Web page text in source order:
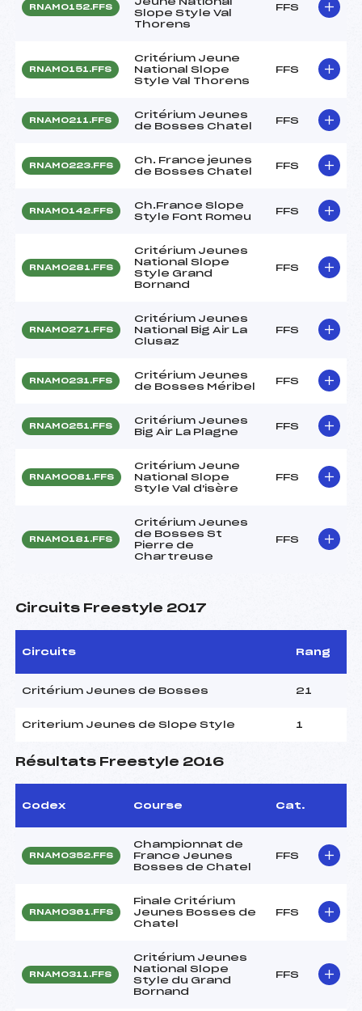
RNAM0152.FFS
Slope Style Val
Thorens
FFS
RNAM0151.FFS
Critérium Jeune
National Slope
Style Val Thorens
FFS
RNAM0211.FFS
Critérium Jeunes
de Bosses Chatel
FFS
RNAM0223.FFS
Ch. France jeunes
de Bosses Chatel
FFS
RNAM0142.FFS
Ch.France Slope
Style Font Romeu
FFS
RNAM0281.FFS
Critérium Jeunes
National Slope
Style Grand
Bornand
FFS
RNAM0271.FFS
Critérium Jeunes
National Big Air La
Clusaz
FFS
RNAM0231.FFS
Critérium Jeunes
de Bosses Méribel
FFS
RNAM0251.FFS
Critérium Jeunes
Big Air La Plagne
FFS
RNAM0081.FFS
Critérium Jeune
National Slope
Style Val d'isère
FFS
RNAM0181.FFS
Critérium Jeunes
de Bosses St
Pierre de
Chartreuse
FFS
Circuits Freestyle 2017
Circuits Rang
Critérium Jeunes de Bosses 21
Criterium Jeunes de Slope Style 1
Résultats Freestyle 2016
Codex Course Cat.
RNAM0352.FFS
Championnat de
France Jeunes
Bosses de Chatel
FFS
RNAM0361.FFS
Finale Critérium
Jeunes Bosses de
Chatel
FFS
RNAM0311.FFS
Critérium Jeunes
National Slope
Style du Grand
Bornand
FFS